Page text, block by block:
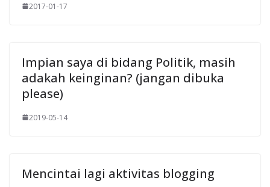
2017-01-17
Impian saya di bidang Politik, masih
adakah keinginan? (jangan dibuka
please)
2019-05-14
Mencintai lagi aktivitas blogging